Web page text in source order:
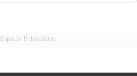
Espacio Publicitario